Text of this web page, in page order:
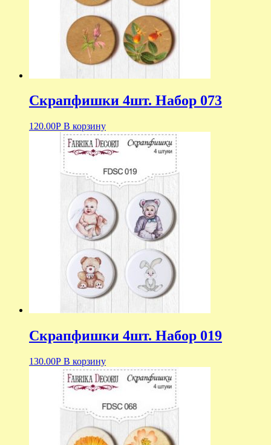
Скрапфишки 4шт. Набор 073
120.00Р В корзину
Скрапфишки 4шт. Набор 019
130.00Р В корзину